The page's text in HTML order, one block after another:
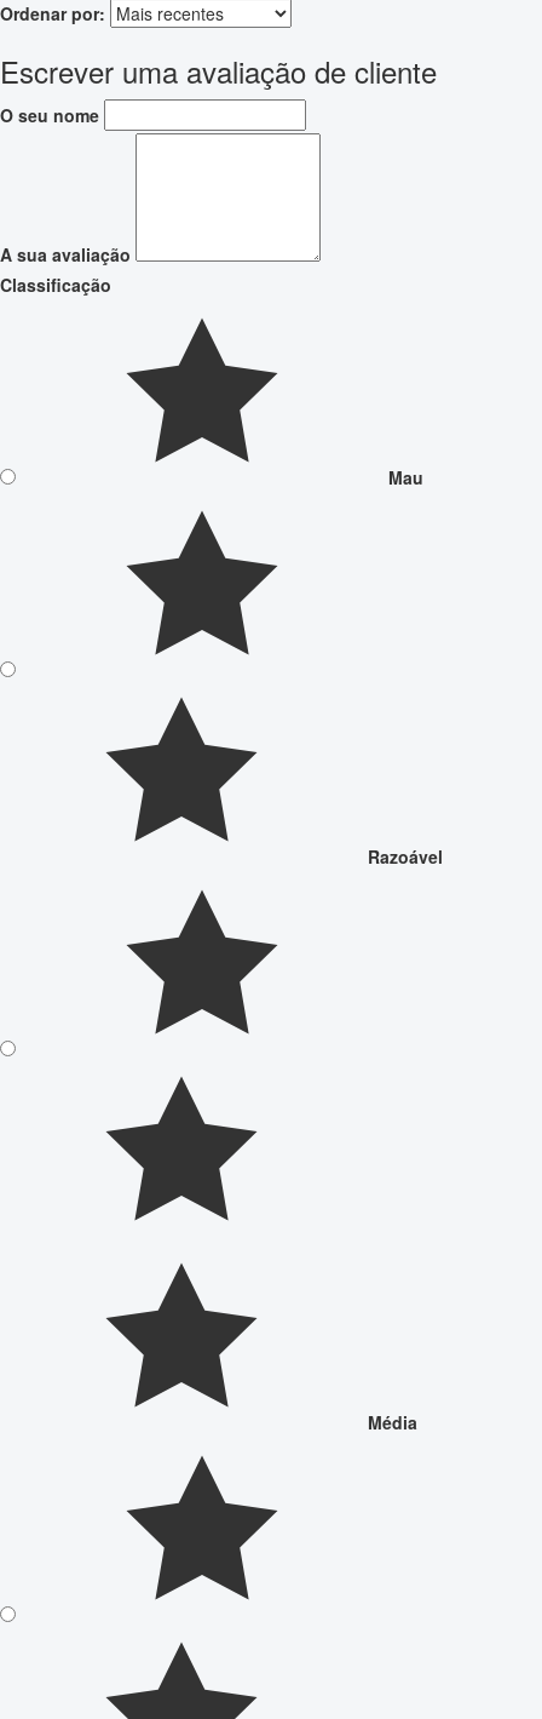
Ordenar por:
Escrever uma avaliação de cliente
O seu nome
A sua avaliação
Classificação
Mau
Razoável
Média